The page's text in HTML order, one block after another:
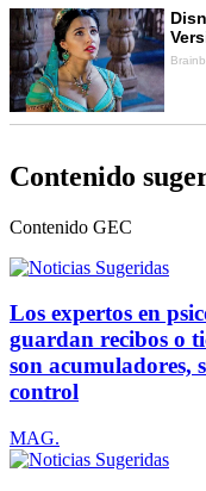
Contenido
Contenido GEC
Los expertos en
guardan recibos o
son acumuladores,
control
MAG.